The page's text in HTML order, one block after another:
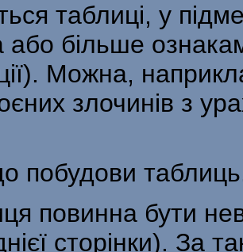
таблиці, у
або більше
Можна,
злочинів з
побудови
повинна бути
сторінки). За